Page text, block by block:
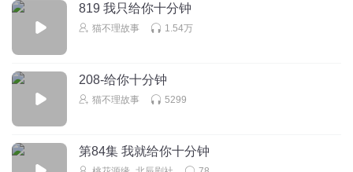
819 我只给你十分钟
猫不理故事 1.54万
208-给你十分钟
猫不理故事 5299
第84集 我就给你十分钟